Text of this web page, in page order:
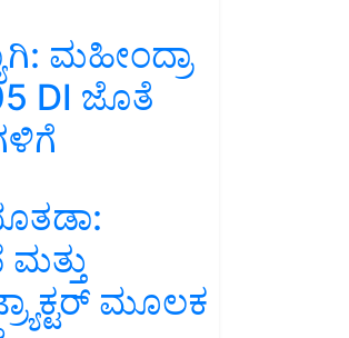
ಮಹೀಂದ್ರಾ
DI ಜೊತೆ
ಮೂಲಕ